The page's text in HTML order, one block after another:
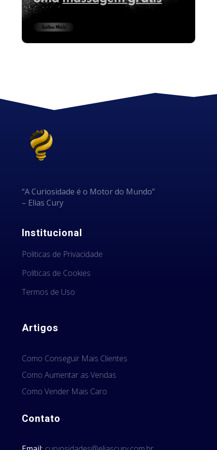
“A Curiosidade é o Motor do Mundo”
– Elias Cury
Institucional
Politicas de Privacidade
Políticas de Cookies
Termos de Uso
Artigos
Como Conseguir Mais Clientes
Como Aumentar as Vendas
Como Vender Mais Caro
Contato